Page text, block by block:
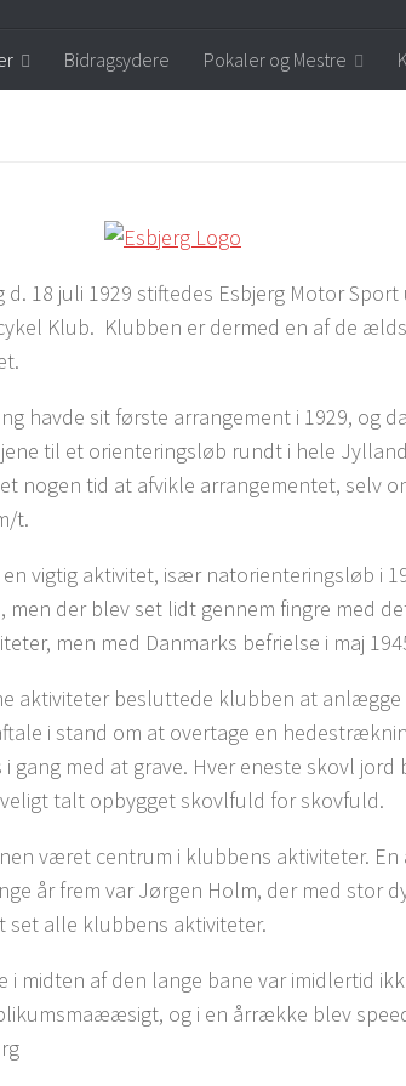
Bidragsydere Pokaler og Mestre
d. 18 juli 1929 stiftedes Esbjerg Motor
Klub. Klubben er dermed en af de
havde sit første arrangement i 1929, og
til et orienteringsløb rundt i hele
nogen tid at afvikle arrangementet, selv
t.
vigtig aktivitet, især natorienteringsløb i
men der blev set lidt gennem fingre med
men med Danmarks befrielse i maj
aktiviteter besluttede klubben at
i stand om at overtage en
gang med at grave. Hver eneste skovl
talt opbygget skovlfuld for skovfuld.
været centrum i klubbens aktiviteter.
år frem var Jørgen Holm, der med stor
set alle klubbens aktiviteter.
i midten af den lange bane var imidlertid
og i en årrække blev